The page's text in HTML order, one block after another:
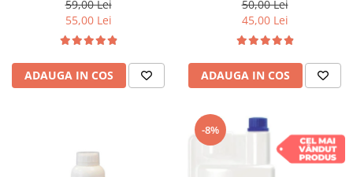
țânțari, DRAKER 100ml
59,00 Lei
55,00 Lei
ADAUGA IN COS
50,00 Lei
45,00 Lei
ADAUGA IN COS
-8%